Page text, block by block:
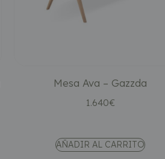
Mesa Ava – Gazzda
1.640€
AÑADIR AL CARRITO